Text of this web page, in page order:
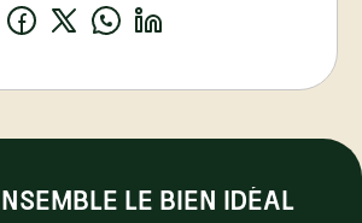
électriques
Interphone
le bien idéal